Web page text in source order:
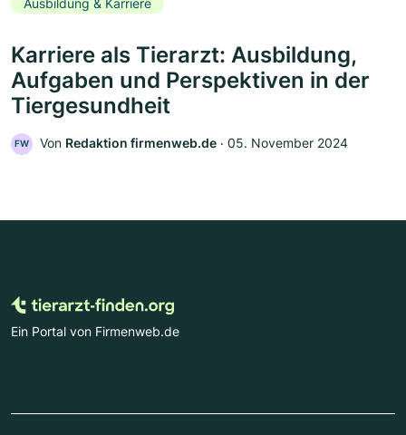
Ausbildung & Karriere
Karriere als Tierarzt: Ausbildung,
Aufgaben und Perspektiven in der
Tiergesundheit
FW Von Redaktion firmenweb.de ‧ 05. November 2024
Ein Portal von Firmenweb.de